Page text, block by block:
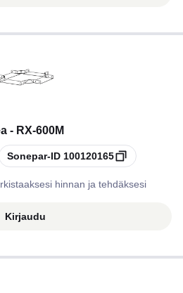
- RX-600M
Kopioi
Sonepar-ID 100120165
hinnan ja tehdäksesi
Kirjaudu